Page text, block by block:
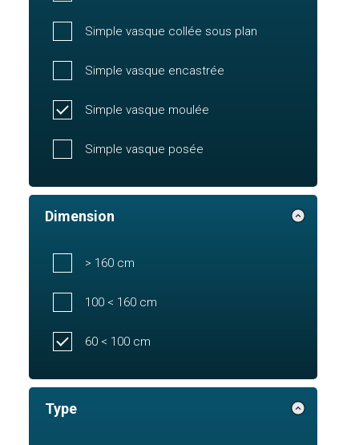
Simple vasque collée sous plan
Simple vasque encastrée
Simple vasque moulée
Simple vasque posée
Dimension
> 160 cm
100 < 160 cm
60 < 100 cm
Type